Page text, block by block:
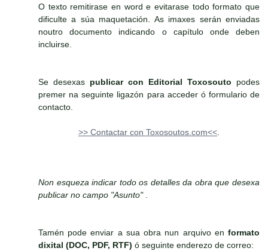
O texto remitirase en word e evitarase todo formato que
dificulte a súa maquetación. As imaxes serán enviadas
noutro documento indicando o capítulo onde deben
incluirse.
Se desexas publicar con Editorial Toxosouto podes
premer na seguinte ligazón para acceder ó formulario de
contacto.
>> Contactar con Toxosoutos.com<<.
Non esqueza indicar todo os detalles da obra que desexa
publicar no campo "Asunto" .
Tamén pode enviar a sua obra nun arquivo en formato
dixital (DOC, PDF, RTF) ó seguinte enderezo de correo: